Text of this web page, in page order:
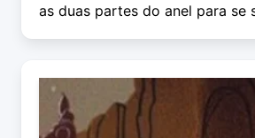
as duas partes do anel para se